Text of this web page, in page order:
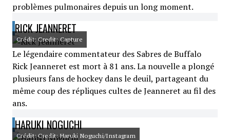
problèmes pulmonaires depuis un long moment.
RICK JEANNERET
Crédit: Credit: Capture
Le légendaire commentateur des Sabres de Buffalo
Rick Jeanneret est mort à 81 ans. La nouvelle a plongé
plusieurs fans de hockey dans le deuil, partageant du
même coup des répliques cultes de Jeanneret au fil des
ans.
HARUKI NOGUCHI
Crédit: Credit: Haruki Noguchi/Instagram